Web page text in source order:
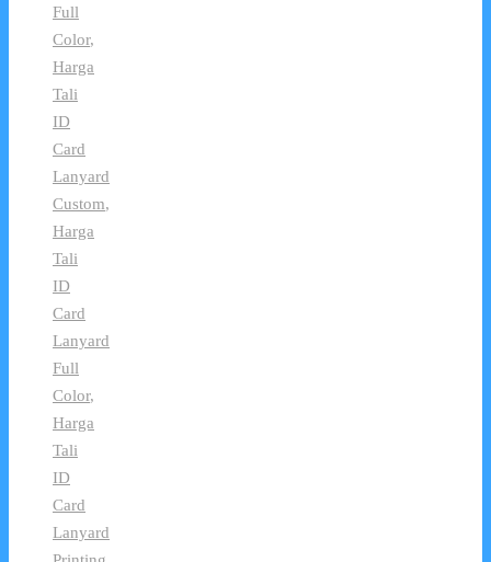
Full
Color,
Harga
Tali
ID
Card
Lanyard
Custom,
Harga
Tali
ID
Card
Lanyard
Full
Color,
Harga
Tali
ID
Card
Lanyard